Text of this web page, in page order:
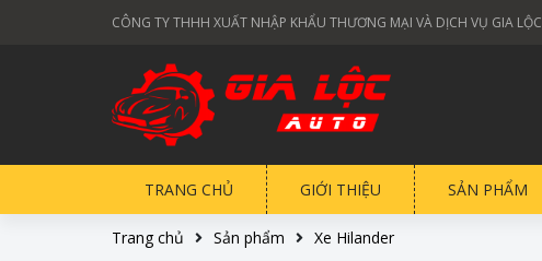
CÔNG TY THHH XUẤT NHẬP KHẨU THƯƠNG MẠI VÀ DỊCH VỤ GIA LỘC
TRANG CHỦ GIỚI THIỆU SẢN PHẨM
Trang chủ Sản phẩm Xe Hilander